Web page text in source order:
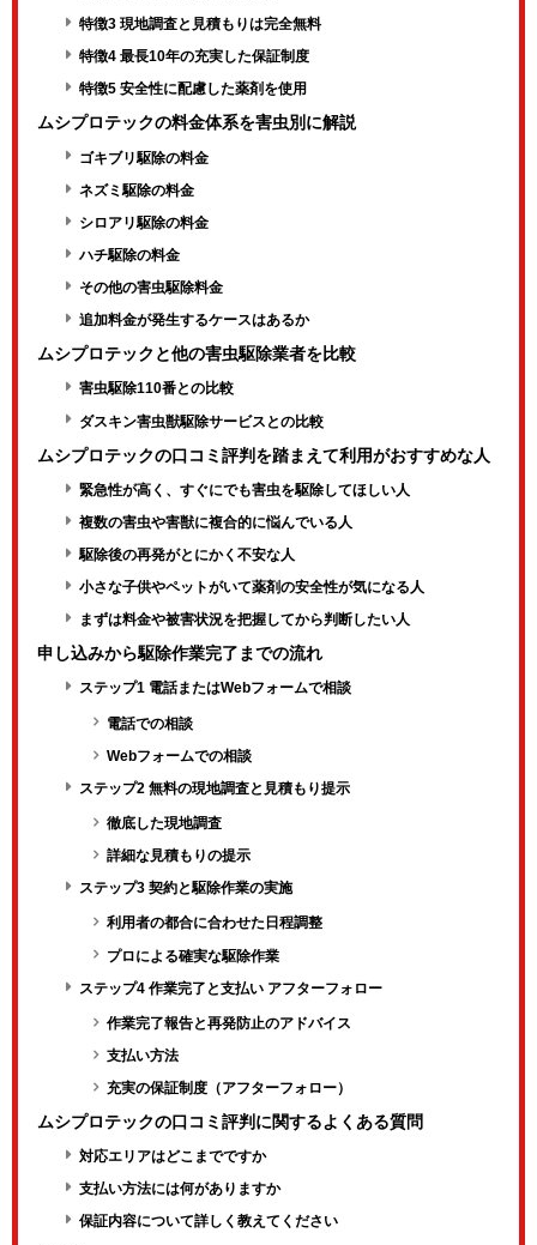
特徴3 現地調査と見積もりは完全無料
特徴4 最長10年の充実した保証制度
特徴5 安全性に配慮した薬剤を使用
ムシプロテックの料金体系を害虫別に解説
ゴキブリ駆除の料金
ネズミ駆除の料金
シロアリ駆除の料金
ハチ駆除の料金
その他の害虫駆除料金
追加料金が発生するケースはあるか
ムシプロテックと他の害虫駆除業者を比較
害虫駆除110番との比較
ダスキン害虫獣駆除サービスとの比較
ムシプロテックの口コミ評判を踏まえて利用がおすすめな人
緊急性が高く、すぐにでも害虫を駆除してほしい人
複数の害虫や害獣に複合的に悩んでいる人
駆除後の再発がとにかく不安な人
小さな子供やペットがいて薬剤の安全性が気になる人
まずは料金や被害状況を把握してから判断したい人
申し込みから駆除作業完了までの流れ
ステップ1 電話またはWebフォームで相談
電話での相談
Webフォームでの相談
ステップ2 無料の現地調査と見積もり提示
徹底した現地調査
詳細な見積もりの提示
ステップ3 契約と駆除作業の実施
利用者の都合に合わせた日程調整
プロによる確実な駆除作業
ステップ4 作業完了と支払い アフターフォロー
作業完了報告と再発防止のアドバイス
支払い方法
充実の保証制度（アフターフォロー）
ムシプロテックの口コミ評判に関するよくある質問
対応エリアはどこまでですか
支払い方法には何がありますか
保証内容について詳しく教えてください